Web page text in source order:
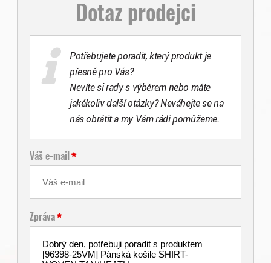
Dotaz prodejci
Potřebujete poradit, který produkt je
přesně pro Vás?
Nevíte si rady s výběrem nebo máte
jakékoliv další otázky? Neváhejte se na
nás obrátit a my Vám rádi pomůžeme.
Váš e-mail
Zpráva